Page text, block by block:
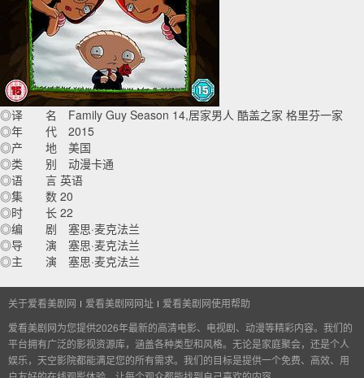
◎译 名 Family Guy Season 14,居家男人 酷盖之家 格里芬一家
◎年 代 2015
◎产 地 美国
◎类 别 动漫卡通
◎语 言 英语
◎集 数 20
◎时 长 22
◎编 剧 塞思·麦克法兰
◎导 演 塞思·麦克法兰
◎主 演 塞思·麦克法兰
关于爱看美剧网 爱看美剧网网址
爱看美剧网使用帮助
爱看美剧网为您提供2026年最新的高清电影、电视剧、动漫等精彩内容。我们的
平台拥有广泛的影视资源库，涵盖各种类型和风格。无论是家庭聚会，还是个人
娱乐，天空影院都能满足您的所有需求。我们的目标是提供一个免费、高效、用